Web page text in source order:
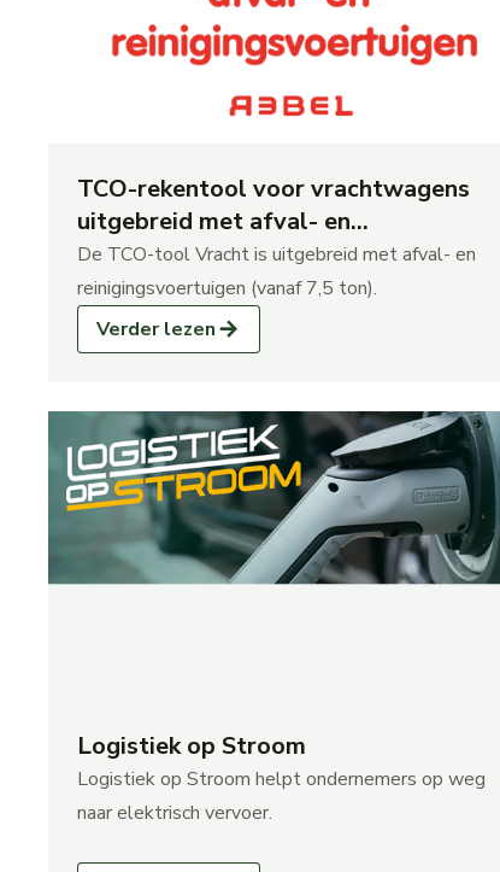
TCO-rekentool voor vrachtwagens
uitgebreid met afval- en
reinigingsvoertuigen
De TCO-tool Vracht is uitgebreid met afval- en
reinigingsvoertuigen (vanaf 7,5 ton).
Verder lezen
Logistiek op Stroom
Logistiek op Stroom helpt ondernemers op weg
naar elektrisch vervoer.